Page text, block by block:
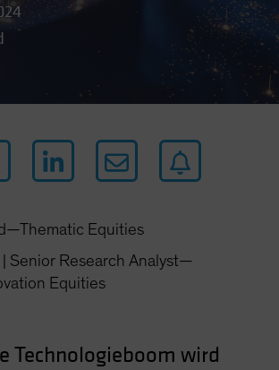
and Other EMEA
- 대한민국
Equities
Senior Research Analyst—
Equities
Technologieboom wird